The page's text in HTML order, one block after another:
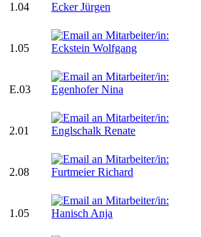
1.04
1.05
E.03
2.01
2.08
1.05